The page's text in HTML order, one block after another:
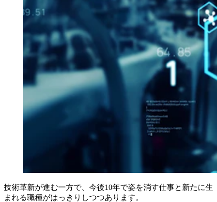
技術革新が進む一方で、今後10年で姿を消す仕事と新たに生
まれる職種がはっきりしつつあります。